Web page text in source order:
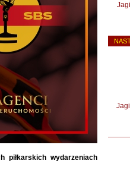
piłkarskich wydarzeniach